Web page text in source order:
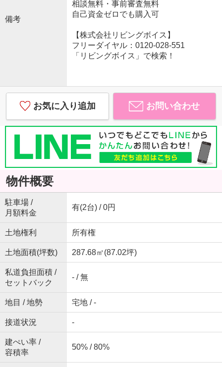
備考
相談無料・事前審査無料
自己資金ゼロでも購入可
【株式会社リビングボイス】
フリーダイヤル：0120-028-551
「リビングボイス」で検索！
お気に入り追加 お問い合わせ
物件概要
駐車場 /
月額料金
有(2台) / 0円
土地権利 所有権
土地面積(坪数) 287.68㎡(87.02坪)
私道負担面積 /
セットバック
- / 無
地目 / 地勢 宅地 / -
接道状況 -
建ぺい率 /
容積率
50% / 80%